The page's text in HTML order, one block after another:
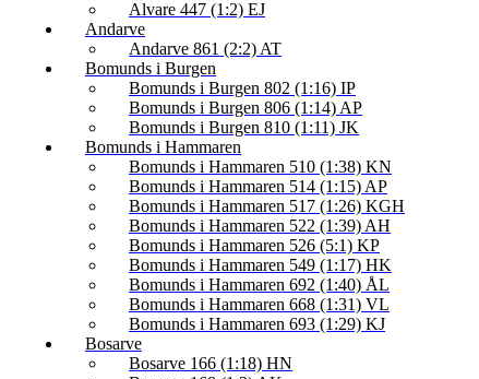
Alvare 447 (1:2) EJ
Andarve
Andarve 861 (2:2) AT
Bomunds i Burgen
Bomunds i Burgen 802 (1:16) IP
Bomunds i Burgen 806 (1:14) AP
Bomunds i Burgen 810 (1:11) JK
Bomunds i Hammaren
Bomunds i Hammaren 510 (1:38) KN
Bomunds i Hammaren 514 (1:15) AP
Bomunds i Hammaren 517 (1:26) KGH
Bomunds i Hammaren 522 (1:39) AH
Bomunds i Hammaren 526 (5:1) KP
Bomunds i Hammaren 549 (1:17) HK
Bomunds i Hammaren 692 (1:40) ÅL
Bomunds i Hammaren 668 (1:31) VL
Bomunds i Hammaren 693 (1:29) KJ
Bosarve
Bosarve 166 (1:18) HN